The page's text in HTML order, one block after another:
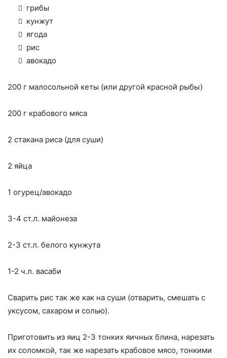
грибы
кунжут
ягода
рис
авокадо
200 г малосольной кеты (или другой красной рыбы)
200 г крабового мяса
2 стакана риса (для суши)
2 яйца
1 огурец/авокадо
3-4 ст.л. майонеза
2-3 ст.л. белого кунжута
1-2 ч.л. васаби
Сварить рис так же как на суши (отварить, смешать с
уксусом, сахаром и солью).
Приготовить из яиц 2-3 тонких яичных блина, нарезать
их соломкой, так же нарезать крабовое мясо, тонкими